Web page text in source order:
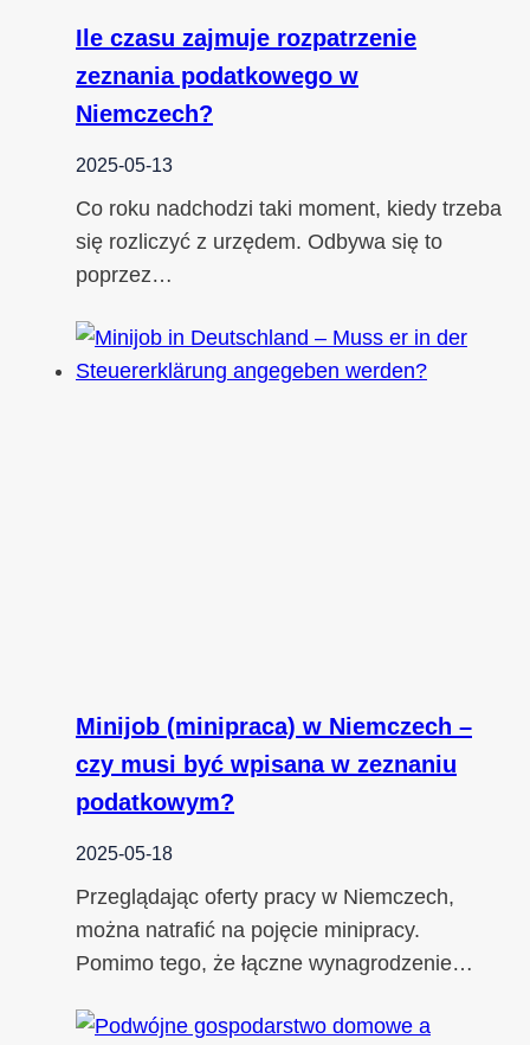
Ile czasu zajmuje rozpatrzenie
zeznania podatkowego w
Niemczech?
2025-05-13
Co roku nadchodzi taki moment, kiedy trzeba
się rozliczyć z urzędem. Odbywa się to
poprzez…
Minijob (minipraca) w Niemczech –
czy musi być wpisana w zeznaniu
podatkowym?
2025-05-18
Przeglądając oferty pracy w Niemczech,
można natrafić na pojęcie minipracy.
Pomimo tego, że łączne wynagrodzenie…